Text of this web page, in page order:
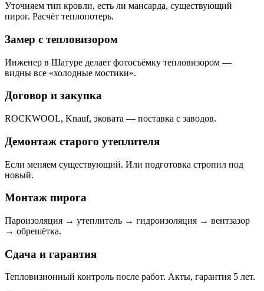
Уточняем тип кровли, есть ли мансарда, существующий
пирог. Расчёт теплопотерь.
Замер с тепловизором
Инженер в Шатуре делает фотосъёмку тепловизором —
видны все «холодные мостики».
Договор и закупка
ROCKWOOL, Knauf, эковата — поставка с заводов.
Демонтаж старого утеплителя
Если меняем существующий. Или подготовка стропил под
новый.
Монтаж пирога
Пароизоляция → утеплитель → гидроизоляция → вентзазор
→ обрешётка.
Сдача и гарантия
Тепловизионный контроль после работ. Акты, гарантия 5 лет.